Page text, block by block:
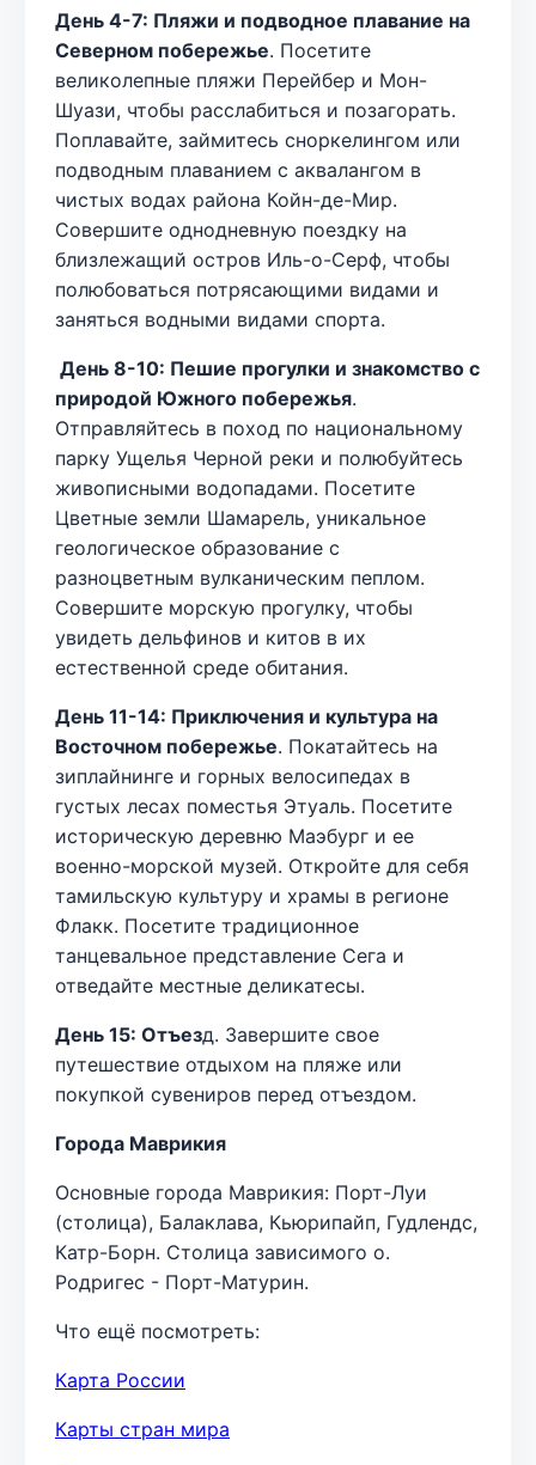
День 4-7: Пляжи и подводное плавание на
Северном побережье. Посетите
великолепные пляжи Перейбер и Мон-
Шуази, чтобы расслабиться и позагорать.
Поплавайте, займитесь сноркелингом или
подводным плаванием с аквалангом в
чистых водах района Койн-де-Мир.
Совершите однодневную поездку на
близлежащий остров Иль-о-Серф, чтобы
полюбоваться потрясающими видами и
заняться водными видами спорта.
День 8-10: Пешие прогулки и знакомство с
природой Южного побережья.
Отправляйтесь в поход по национальному
парку Ущелья Черной реки и полюбуйтесь
живописными водопадами. Посетите
Цветные земли Шамарель, уникальное
геологическое образование с
разноцветным вулканическим пеплом.
Совершите морскую прогулку, чтобы
увидеть дельфинов и китов в их
естественной среде обитания.
День 11-14: Приключения и культура на
Восточном побережье. Покатайтесь на
зиплайнинге и горных велосипедах в
густых лесах поместья Этуаль. Посетите
историческую деревню Маэбург и ее
военно-морской музей. Откройте для себя
тамильскую культуру и храмы в регионе
Флакк. Посетите традиционное
танцевальное представление Сега и
отведайте местные деликатесы.
День 15: Отъезд. Завершите свое
путешествие отдыхом на пляже или
покупкой сувениров перед отъездом.
Города Маврикия
Основные города Маврикия: Порт-Луи
(столица), Балаклава, Кьюрипайп, Гудлендс,
Катр-Борн. Столица зависимого о.
Родригес - Порт-Матурин.
Что ещё посмотреть:
Карта России
Карты стран мира